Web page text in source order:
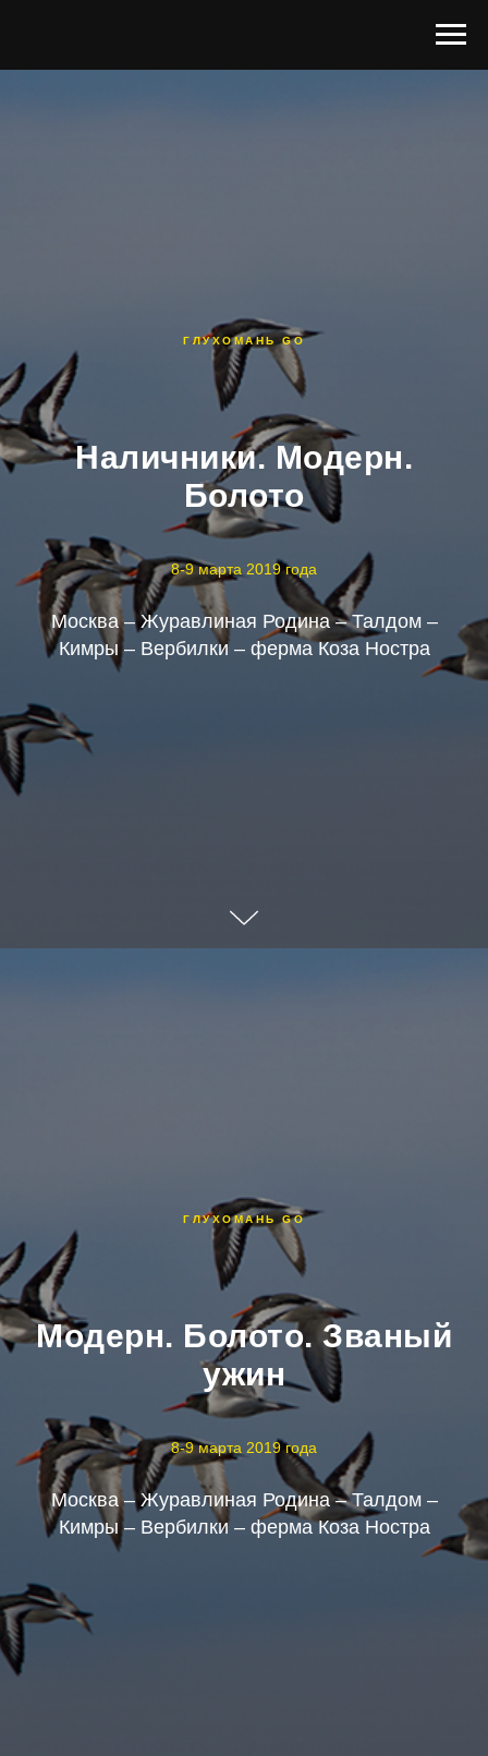
ГЛУХОМАНЬ GO
Наличники. Модерн.
Болото
8-9 марта 2019 года
Москва – Журавлиная Родина – Талдом –
Кимры – Вербилки – ферма Коза Ностра
ГЛУХОМАНЬ GO
Модерн. Болото. Званый
ужин
8-9 марта 2019 года
Москва – Журавлиная Родина – Талдом –
Кимры – Вербилки – ферма Коза Ностра